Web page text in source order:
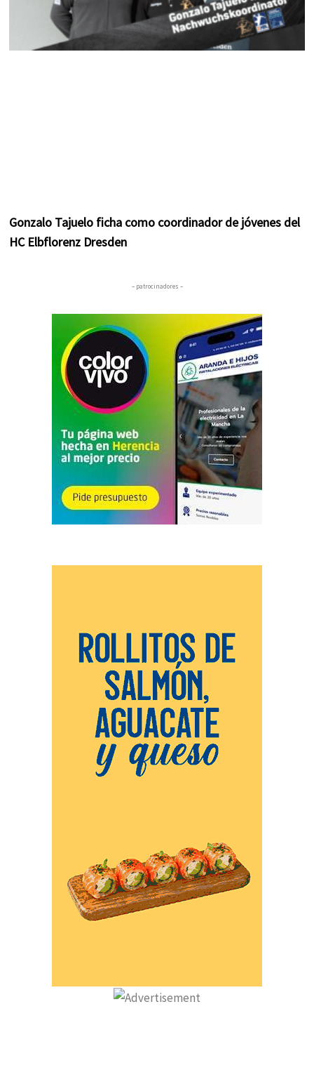
Gonzalo Tajuelo ficha como coordinador de jóvenes del
HC Elbflorenz Dresden
– patrocinadores –